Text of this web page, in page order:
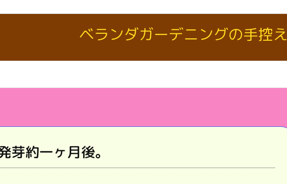
ベランダガーデニングの手控え
芽約一ヶ月後。